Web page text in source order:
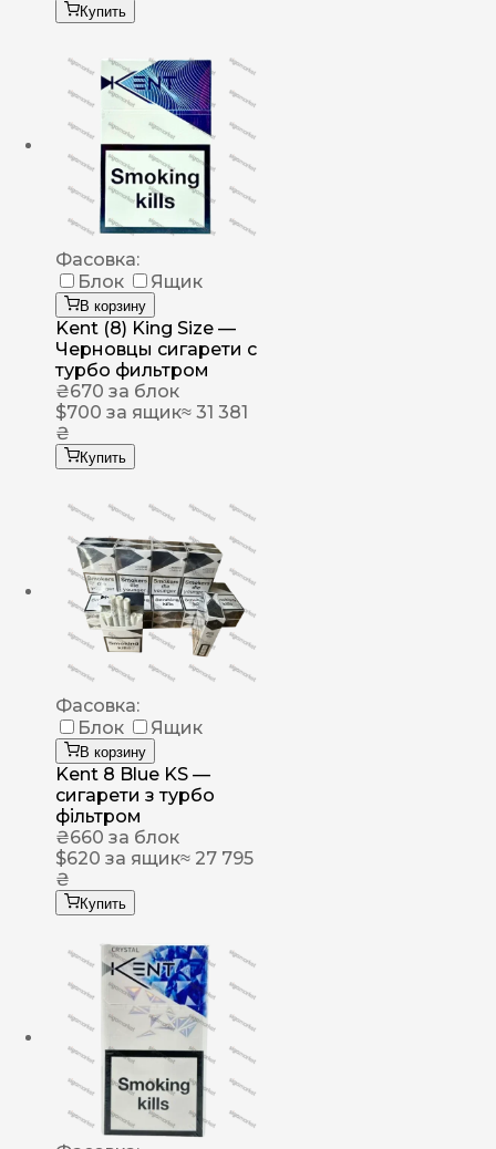
Купить
Фасовка:
Блок
Ящик
В корзину
Kent (8) King Size —
Черновцы сигарети с
турбо фильтром
₴670 за блок
$700 за ящик≈ 31 381
₴
Купить
Фасовка:
Блок
Ящик
В корзину
Kent 8 Blue KS —
сигарети з турбо
фільтром
₴660 за блок
$620 за ящик≈ 27 795
₴
Купить